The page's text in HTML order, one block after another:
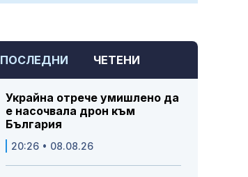
ПОСЛЕДНИ ЧЕТЕНИ
Украйна отрече умишлено да
е насочвала дрон към
България
20:26 • 08.08.26